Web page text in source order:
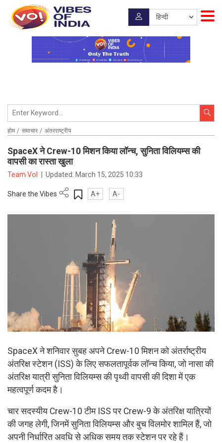
होम समाचार अंतरराष्ट्रीय
SpaceX ने Crew-10 मिशन किया लॉन्च, सुनिता विलियम्स की
वापसी का रास्ता खुला
Team VoI Updated: March 15, 2025 10:33
Share the Vibes A+ A-
SpaceX ने शनिवार सुबह अपने Crew-10 मिशन को अंतर्राष्ट्रीय
अंतरिक्ष स्टेशन (ISS) के लिए सफलतापूर्वक लॉन्च किया, जो नासा की
अंतरिक्ष यात्री सुनिता विलियम्स की पृथ्वी वापसी की दिशा में एक
महत्वपूर्ण कदम है।
चार सदस्यीय Crew-10 टीम ISS पर Crew-9 के अंतरिक्ष यात्रियों
की जगह लेगी, जिनमें सुनिता विलियम्स और बुच विलमोर शामिल हैं, जो
अपनी निर्धारित अवधि से अधिक समय तक स्टेशन पर रहे हैं।